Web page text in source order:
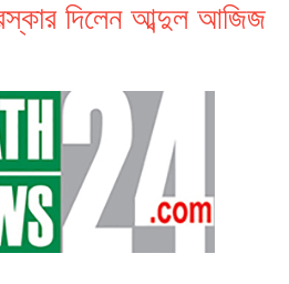
দিলেন আব্দুল আজিজ